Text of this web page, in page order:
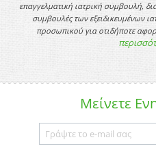
επαγγελματική ιατρική συμβουλή,
συμβουλές των εξειδικευμένων
προσωπικού για οτιδήποτε
Μείνετε